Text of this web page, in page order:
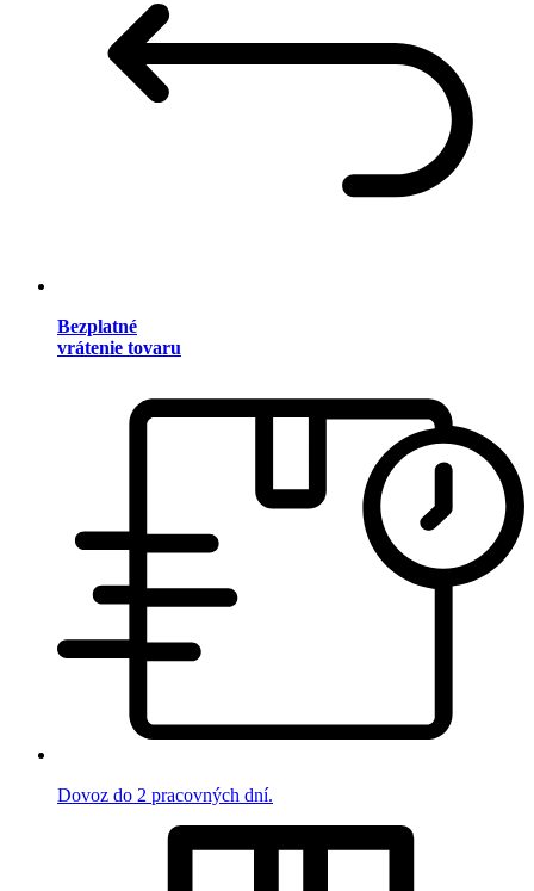
Bezplatné
vrátenie tovaru
Dovoz do 2 pracovných dní.